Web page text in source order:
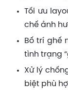
Tối ưu
chế ảnh
Bố trí ghế
tình trạng
Xử lý
biệt phù